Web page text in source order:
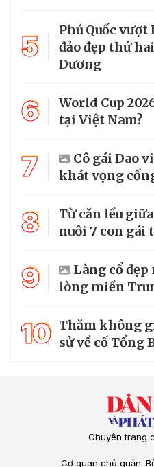
5
Phú Quốc
đảo đẹp thứ
Dương
6
World Cup
tại Việt Nam?
7
Cô gái Dao
khát vọng
8
Từ căn lều
nuôi 7 con gái
9
Làng cổ
lòng miền
10 Thăm không
sử về cố Tổng
Chuyên trang
Cơ quan chủ quản: